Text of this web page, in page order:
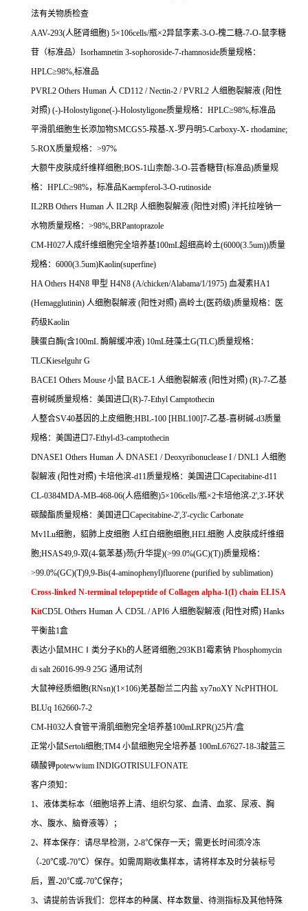
法有关物质检查
AAV-293(人胚肾细胞) 5×106cells/瓶×2异鼠李素-3-O-槐二糖-7-O-鼠李糖
苷（标准品） Isorhamnetin 3-sophoroside-7-rhamnoside质量规格：
HPLC≥98%,标准品
PVRL2 Others Human 人 CD112 / Nectin-2 / PVRL2 人细胞裂解液 (阳性
对照) (-)-Holostyligone(-)-Holostyligone质量规格： HPLC≥98%,标准品
平滑肌细胞生长添加物SMCGS5-羧基-X-罗丹明5-Carboxy-X- rhodamine;
5-ROX质量规格： >97%
大额牛皮肤成纤维样细胞;BOS-1山柰酚-3-O-芸香糖苷(标准品)质量规
格： HPLC≥98%，标准品Kaempferol-3-O-rutinoside
IL2RB Others Human 人 IL2Rβ 人细胞裂解液 (阳性对照) 泮托拉唑钠一
水物质量规格： >98%,BRPantoprazole
CM-H027人成纤维细胞完全培养基100mL超细高岭土(6000(3.5um))质量
规格： 6000(3.5um)Kaolin(superfine)
HA Others H4N8 甲型 H4N8 (A/chicken/Alabama/1/1975) 血凝素HA1
(Hemagglutinin) 人细胞裂解液 (阳性对照) 高岭土(医药级)质量规格：医
药级Kaolin
胰蛋白酶(含100mL 酶解缓冲液) 10mL硅藻土G(TLC)质量规格：
TLCKieselguhr G
BACE1 Others Mouse 小鼠 BACE-1 人细胞裂解液 (阳性对照) (R)-7-乙基
喜树碱质量规格：美国进口(R)-7-Ethyl Camptothecin
人整合SV40基因的上皮细胞;HBL-100 [HBL100]7-乙基-喜树碱-d3质量
规格：美国进口7-Ethyl-d3-camptothecin
DNASE1 Others Human 人 DNASE1 / Deoxyribonuclease I / DNL1 人细胞
裂解液 (阳性对照) 卡培他滨-d11质量规格：美国进口Capecitabine-d11
CL-0384MDA-MB-468-06(人癌细胞)5×106cells/瓶×2卡培他滨-2',3'-环状
碳酸酯质量规格：美国进口Capecitabine-2',3'-cyclic Carbonate
Mv1Lu细胞，貂肺上皮细胞 人红白细胞细胞,HEL细胞 人皮肤成纤维细
胞;HSAS49,9-双(4-氨苯基)芴(升华提)(>99.0%(GC)(T))质量规格：
>99.0%(GC)(T)9,9-Bis(4-aminophenyl)fluorene (purified by sublimation)
Cross-linked N-terminal telopeptide of Collagen alpha-1(I) chain ELISA
KitCD5L Others Human 人 CD5L / API6 人细胞裂解液 (阳性对照) Hanks
平衡盐1盒
表达小鼠MHC Ⅰ类分子Kb的人胚肾细胞;293KB1霉素钠 Phosphomycin
di salt 26016-99-9 25G 通用试剂
大鼠神经质细胞(RNsn)(1×106)羌基酚兰二内盐 xy7noXY NcPHTHOL
BLUq 162660-7-2
CM-H032人食管平滑肌细胞完全培养基100mLRPR()25片/盒
正常小鼠Sertoli细胞;TM4 小鼠细胞完全培养基 100mL67627-18-3靛蓝三
磺酸钾potewwium INDIGOTRISULFONATE
客户须知：
1、液体类标本（细胞培养上清、组织匀浆、血清、血浆、尿液、胸
水、腹水、脑脊液等）；
2、样本保存：请尽早检测， 2-8℃保存一天；需更长时间须冷冻
（-20℃或-70℃）保存。如需周期收集样本，请将样本及时分装标号
后，置-20℃或-70℃保存；
3、请提前告诉我们：您样本的种属、样本数量、待测指标及其他特殊